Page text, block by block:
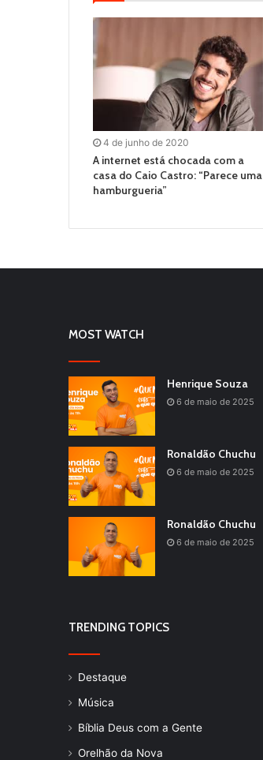
4 de junho de 2020
A internet está chocada com a
casa do Caio Castro: “Parece uma
hamburgueria”
MOST WATCH
Henrique Souza
6 de maio de 2025
Ronaldão Chuchu
6 de maio de 2025
Ronaldão Chuchu
6 de maio de 2025
TRENDING TOPICS
Destaque
Música
Bíblia Deus com a Gente
Orelhão da Nova